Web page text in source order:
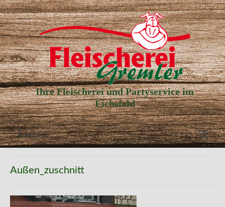
Ihre Fleischerei und Partyservice im
Eichsfeld
Menü
Unser Laden
Außen_zuschnitt